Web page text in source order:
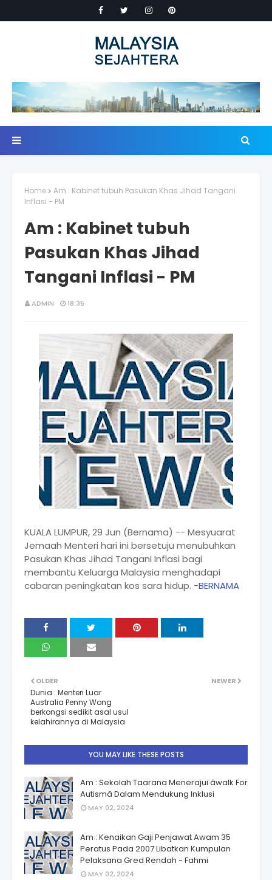
Home
Am : Kabinet tubuh Pasukan Khas Jihad Tangani
Inflasi - PM
Am : Kabinet tubuh
Pasukan Khas Jihad
Tangani Inflasi - PM
ADMIN 18:35
KUALA LUMPUR, 29 Jun (Bernama) -- Mesyuarat
Jemaah Menteri hari ini bersetuju menubuhkan
Pasukan Khas Jihad Tangani Inflasi bagi
membantu Keluarga Malaysia menghadapi
cabaran peningkatan kos sara hidup. -BERNAMA
NEWER
OLDER
Dunia : Menteri Luar
Australia Penny Wong
berkongsi sedikit asal usul
kelahirannya di Malaysia
YOU MAY LIKE THESE POSTS
Am : Sekolah Taarana Menerajui âwalk For
Autismâ Dalam Mendukung Inklusi
MAY 02, 2024
Am : Kenaikan Gaji Penjawat Awam 35
Peratus Pada 2007 Libatkan Kumpulan
Pelaksana Gred Rendah - Fahmi
MAY 02, 2024